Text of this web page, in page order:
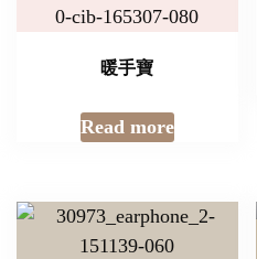
暖手寶
Read more